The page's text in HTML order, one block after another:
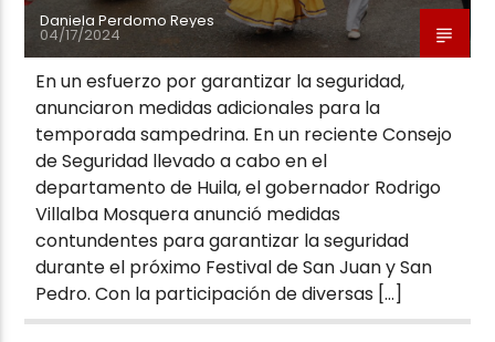
Daniela Perdomo Reyes
04/17/2024
En un esfuerzo por garantizar la seguridad,
anunciaron medidas adicionales para la
temporada sampedrina. En un reciente Consejo
de Seguridad llevado a cabo en el
departamento de Huila, el gobernador Rodrigo
Villalba Mosquera anunció medidas
contundentes para garantizar la seguridad
durante el próximo Festival de San Juan y San
Pedro. Con la participación de diversas […]